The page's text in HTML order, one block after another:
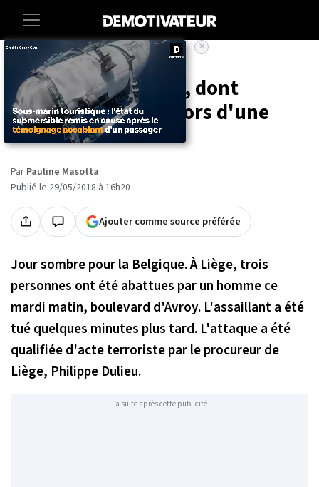
Societe
Liège : 4 personnes, dont
l'assaillant, tuées lors d'une
fusillade ce mardi
Par Pauline Masotta
Publié le 29/05/2018 à 16h20
Ajouter comme source préférée
Jour sombre pour la Belgique. À Liège, trois
personnes ont été abattues par un homme ce
mardi matin, boulevard d'Avroy. L'assaillant a été
tué quelques minutes plus tard. L'attaque a été
qualifiée d'acte terroriste par le procureur de
Liège, Philippe Dulieu.
La suite après cette publicité
×